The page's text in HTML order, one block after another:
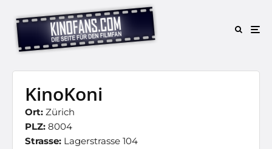
KinoKoni
Ort: Zürich
PLZ: 8004
Strasse: Lagerstrasse 104